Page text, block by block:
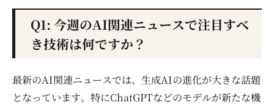
Q1: 今週のAI関連ニュースで注目すべ
き技術は何ですか？
最新のAI関連ニュースでは、生成AIの進化が大きな話題
となっています。特にChatGPTなどのモデルが新たな機